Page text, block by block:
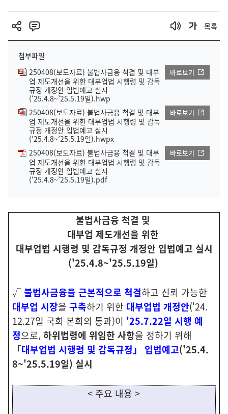
목록
첨부파일
250408(보도자료) 불법사금융 척결 및 대부
업 제도개선을 위한 대부업법 시행령 및 감독
규정 개정안 입법예고 실시
(‘25.4.8~’25.5.19일).hwp
바로보기
250408(보도자료) 불법사금융 척결 및 대부
업 제도개선을 위한 대부업법 시행령 및 감독
규정 개정안 입법예고 실시
(‘25.4.8~’25.5.19일).hwpx
바로보기
250408(보도자료) 불법사금융 척결 및 대부
업 제도개선을 위한 대부업법 시행령 및 감독
규정 개정안 입법예고 실시
(‘25.4.8~’25.5.19일).pdf
바로보기
불법사금융 척결 및
대부업 제도개선을 위한
대부업법 시행령 및 감독규정 개정안 입법예고 실시
('25.4.8~'25.5.19일)
√불법사금융을 근본적으로 척결하고 신뢰 가능한
대부업 시장을 구축하기 위한 대부업법 개정안('24.
12.27일 국회 본회의 통과)이 '25.7.22일 시행 예
정으로, 하위법령에 위임한 사항을 정하기 위해
「대부업법 시행령 및 감독규정」 입법예고('25.4.
8~'25.5.19일) 실시
< 주요 내용 >